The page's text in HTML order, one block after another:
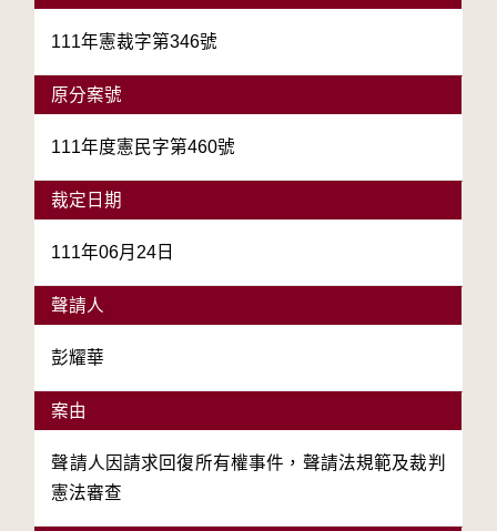
111年憲裁字第346號
原分案號
111年度憲民字第460號
裁定日期
111年06月24日
聲請人
彭耀華
案由
聲請人因請求回復所有權事件，聲請法規範及裁判
憲法審查